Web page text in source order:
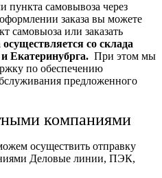
пункта самовывоза через
заказа вы можете
самовыоза или заказать
осуществляется со склада
Екатеринубрга. При этом мы
по обеспечению
предложенного
компаниями
осуществить отправку
Деловые линии, ПЭК,